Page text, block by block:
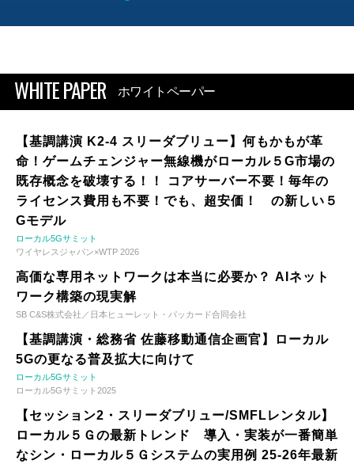
WHITE PAPER ホワイトペーパー
【基調講演 K2-4 スリーダブリュー】何もかもが革
命！ゲームチェンジャー無線機がローカル５G市場の
既存概念を破壊する！！ コアサーバー不要！毎年の
ライセンス費用も不要！でも、超安価！ の新しい５
Gモデル
ローカル5Gサミット
ワイヤレスジャパン×WTP 2026
高価な専用ネットワークは本当に必要か？ AIネット
ワーク構築の現実解
SB C&S株式会社／日本ヒューレット・パッカード合同会社
【基調講演・総務省 佐藤移動通信企画官】ローカル
5Gの更なる普及拡大に向けて
ローカル5Gサミット
ローカル5Gサミット2025
【セッション2・スリーダブリュー/SMFLレンタル】
ローカル５Ｇの最新トレンド 導入・実装が一番簡単
なシン・ローカル５Ｇシステムの実用例 25-26年最新